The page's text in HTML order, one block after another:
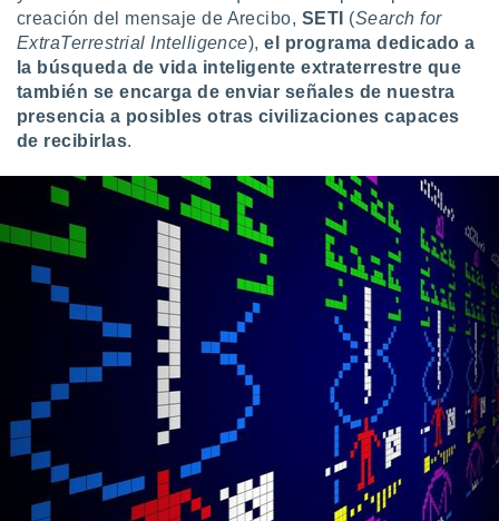
utilizar
crear un
contenido
medir el
de la
el
de
de
uso de
con el
creación del mensaje de Arecibo, SETI (Search for
ExtraTerrestrial Intelligence), el programa dedicado a
la búsqueda de vida inteligente extraterrestre que
también se encarga de enviar señales de nuestra
presencia a posibles otras civilizaciones capaces
de recibirlas.